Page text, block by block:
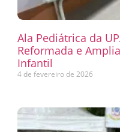
Ala Pediátrica da
Reformada e
Infantil
4 de fevereiro de 2026